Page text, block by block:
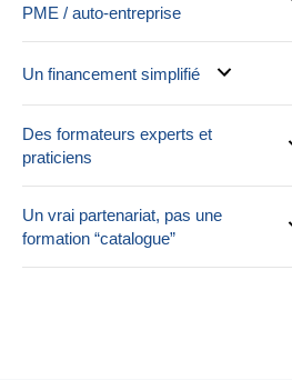
PME / auto-entreprise
Un financement simplifié
Des formateurs experts et
praticiens
Un vrai partenariat, pas une
formation “catalogue”